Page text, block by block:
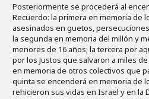
Posteriormente se procederá al
Recuerdo: la primera en memoria de
asesinados en guetos,
la segunda en memoria del millón y
menores de 16 años; la tercera por
por los Justos que salvaron a miles
en memoria de otros colectivos que
quinta se encenderá en memoria de
rehicieron sus vidas en Israel y en la